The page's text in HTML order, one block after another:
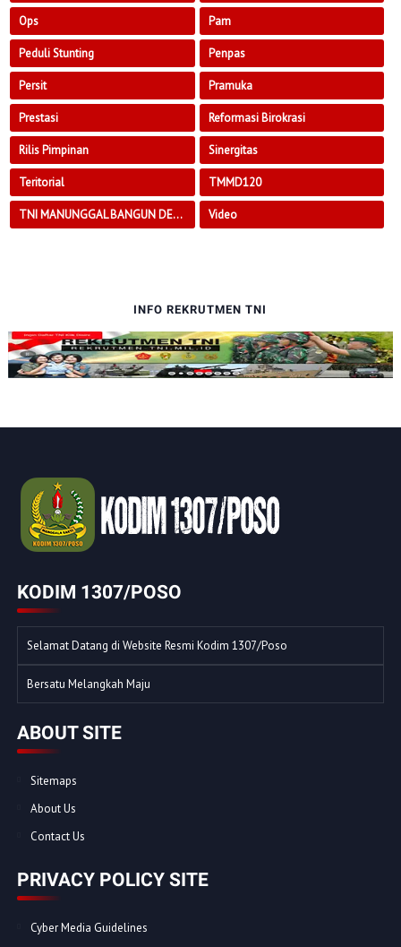
Ops Pam
Peduli Stunting Penpas
Persit Pramuka
Prestasi Reformasi Birokrasi
Rilis Pimpinan Sinergitas
Teritorial TMMD120
TNI MANUNGGAL BANGUN DESA Video
INFO REKRUTMEN TNI
KODIM 1307/POSO
Selamat Datang di Website Resmi Kodim 1307/Poso
Bersatu Melangkah Maju
ABOUT SITE
Sitemaps
About Us
Contact Us
PRIVACY POLICY SITE
Cyber Media Guidelines